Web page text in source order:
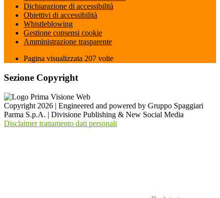
Dichiarazione di accessibilità
Obiettivi di accessibilità
Whistleblowing
Gestione consensi cookie
Amministrazione trasparente
Pagina visualizzata 207 volte
Sezione Copyright
Copyright 2026 | Engineered and powered by Gruppo Spaggiari
Parma S.p.A. | Divisione Publishing & New Social Media
Disclaimer trattamento dati personali